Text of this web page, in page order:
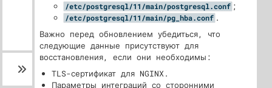
/etc/postgresql/11/main/postgresql.conf ;
/etc/postgresql/11/main/pg_hba.conf .
Важно перед обновлением убедиться, что
следующие данные присутствуют для
восстановления, если они необходимы:
TLS-сертификат для NGINX.
Параметры интеграций со сторонними